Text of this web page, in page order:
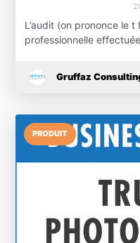
L’audit (on prononce le
professionnelle
Gruffaz
PRODUIT